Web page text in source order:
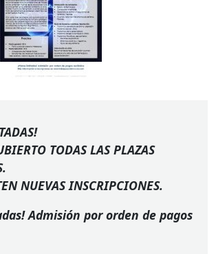
!
TODAS LAS PLAZAS
.
NUEVAS INSCRIPCIONES.
Admisión por orden de pagos